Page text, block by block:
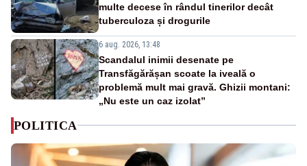
multe decese în rândul tinerilor decât
tuberculoza și drogurile
6 aug. 2026, 13:48
Scandalul inimii desenate pe
Transfăgărășan scoate la iveală o
problemă mult mai gravă. Ghizii montani:
„Nu este un caz izolat”
POLITICA